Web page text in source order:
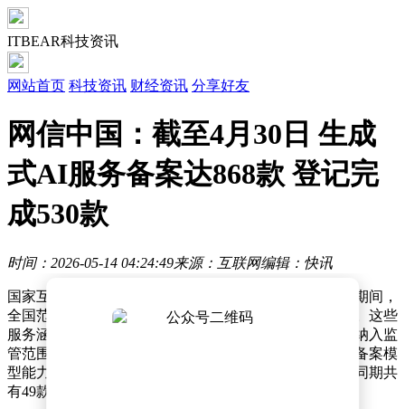
ITBEAR科技资讯
网站首页 科技资讯 财经资讯 分享好友
网信中国：截至4月30日 生成
式AI服务备案达868款 登记完
成530款
时间：2026-05-14 04:24:49来源：互联网编辑：快讯
国家互联网信息办公室近日发布消息称，今年3月至4月期间，
全国范围内新增72款生成式人工智能服务完成备案程序。这些
服务涵盖多个技术领域，通过地方网信部门审核后正式纳入监
管范围。值得注意的是，针对通过应用程序接口调用已备案模
型能力的创新应用，相关部门同步推进登记管理工作，同期共
有49款相关功能模块完成登记流程。